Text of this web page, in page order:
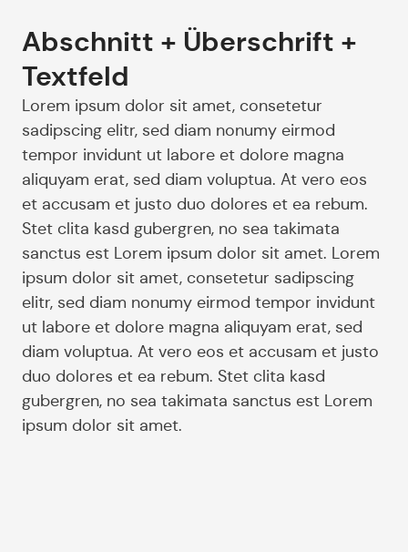
Abschnitt + Überschrift +
Textfeld
Lorem ipsum dolor sit amet, consetetur
sadipscing elitr, sed diam nonumy eirmod
tempor invidunt ut labore et dolore magna
aliquyam erat, sed diam voluptua. At vero eos
et accusam et justo duo dolores et ea rebum.
Stet clita kasd gubergren, no sea takimata
sanctus est Lorem ipsum dolor sit amet. Lorem
ipsum dolor sit amet, consetetur sadipscing
elitr, sed diam nonumy eirmod tempor invidunt
ut labore et dolore magna aliquyam erat, sed
diam voluptua. At vero eos et accusam et justo
duo dolores et ea rebum. Stet clita kasd
gubergren, no sea takimata sanctus est Lorem
ipsum dolor sit amet.